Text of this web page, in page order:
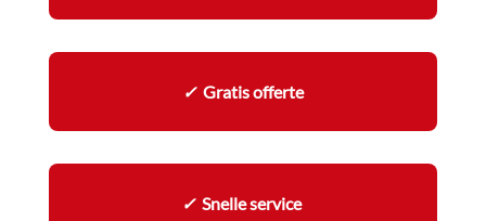
✓Gratis offerte
✓Snelle service